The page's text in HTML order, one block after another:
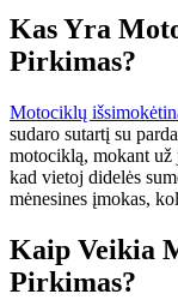
Kas Yra
Pirkimas?
Motociklų
sudaro sutartį su
motociklą, mokant
kad vietoj didelės
mėnesines įmokas,
Kaip Veikia
Pirkimas?